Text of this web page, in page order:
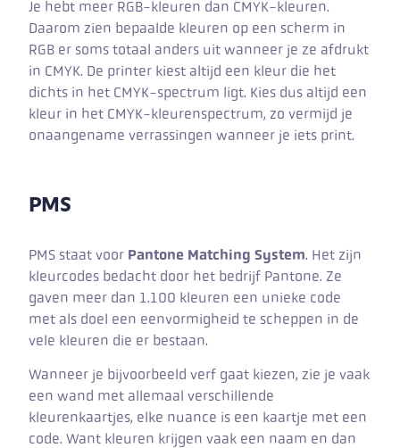
Je hebt meer RGB-kleuren dan CMYK-kleuren.
Daarom zien bepaalde kleuren op een scherm in
RGB er soms totaal anders uit wanneer je ze afdrukt
in CMYK. De printer kiest altijd een kleur die het
dichts in het CMYK-spectrum ligt. Kies dus altijd een
kleur in het CMYK-kleurenspectrum, zo vermijd je
onaangename verrassingen wanneer je iets print.
PMS
PMS staat voor Pantone Matching System. Het zijn
kleurcodes bedacht door het bedrijf Pantone. Ze
gaven meer dan 1.100 kleuren een unieke code
met als doel een eenvormigheid te scheppen in de
vele kleuren die er bestaan.
Wanneer je bijvoorbeeld verf gaat kiezen, zie je vaak
een wand met allemaal verschillende
kleurenkaartjes, elke nuance is een kaartje met een
code. Want kleuren krijgen vaak een naam en dan